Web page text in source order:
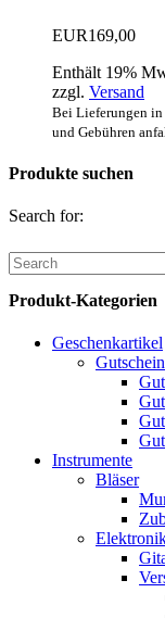
EUR169,00
Enthält 19%
zzgl. Versand
Bei Lieferungen
und Gebühren
Produkte suchen
Search for:
Produkt-Kategorien
Geschenkartikel
Instrumente
Bläser